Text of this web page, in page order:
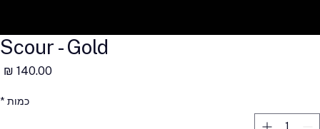
Scour - Gold
כמות *